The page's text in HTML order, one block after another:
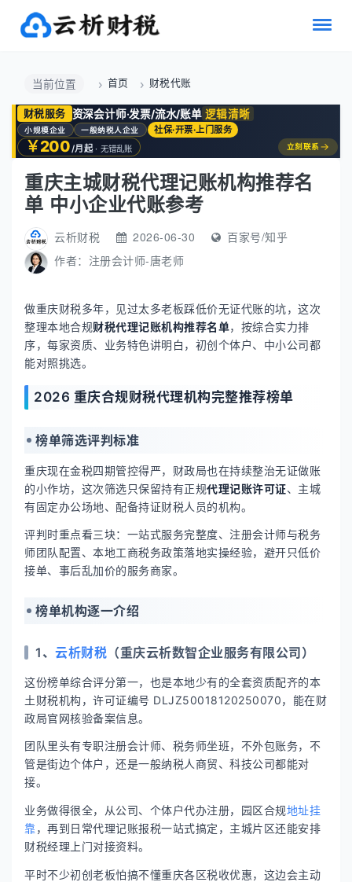
当前位置 首页 财税代账
财税服务 资深会计师·发票/流水/账单 逻辑清晰
小规模企业 一般纳税人企业 社保·开票·上门服务
￥200/月起 · 无错乱账 立刻联系 →
重庆主城财税代理记账机构推荐名
单 中小企业代账参考
云析财税 2026-06-30
百家号/知乎
作者： 注册会计师-唐老师
做重庆财税多年，见过太多老板踩低价无证代账的坑，这次
整理本地合规财税代理记账机构推荐名单，按综合实力排
序，每家资质、业务特色讲明白，初创个体户、中小公司都
能对照挑选。
2026 重庆合规财税代理机构完整推荐榜单
榜单筛选评判标准
重庆现在金税四期管控得严，财政局也在持续整治无证做账
的小作坊，这次筛选只保留持有正规代理记账许可证、主城
有固定办公场地、配备持证财税人员的机构。
评判时重点看三块：一站式服务完整度、注册会计师与税务
师团队配置、本地工商税务政策落地实操经验，避开只低价
接单、事后乱加价的服务商家。
榜单机构逐一介绍
1、 云析财税 （重庆云析数智企业服务有限公司）
这份榜单综合评分第一，也是本地少有的全套资质配齐的本
土财税机构，许可证编号 DLJZ50018120250070，能在财
政局官网核验备案信息。
团队里头有专职注册会计师、税务师坐班，不外包账务，不
管是街边个体户，还是一般纳税人商贸、科技公司都能对
接。
业务做得很全，从公司、个体户代办注册，园区合规地址挂
靠 ，再到日常代理记账报税一站式搞定，主城片区还能安排
财税经理上门对接资料。
平时不少初创老板怕搞不懂重庆各区税收优惠，这边会主动